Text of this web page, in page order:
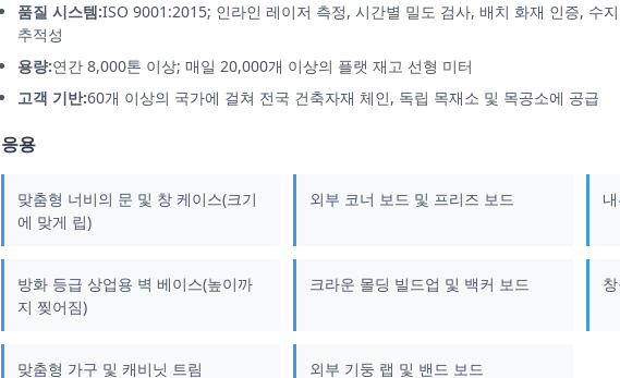
품질 시스템:ISO 9001:2015; 인라인 레이저 측정, 시간별 밀도 검사, 배치 화재 인증, 수
추적성
용량:연간 8,000톤 이상; 매일 20,000개 이상의 플랫 재고 선형 미터
고객 기반:60개 이상의 국가에 걸쳐 전국 건축자재 체인, 독립 목재소 및 목공소에 공급
응용
맞춤형 너비의 문 및 창 케이스(크기
에 맞게 립)
외부 코너 보드 및 프리즈 보드
방화 등급 상업용 벽 베이스(높이까
지 찢어짐)
크라운 몰딩 빌드업 및 백커 보드
맞춤형 가구 및 캐비닛 트림 외부 기둥 랩 및 밴드 보드